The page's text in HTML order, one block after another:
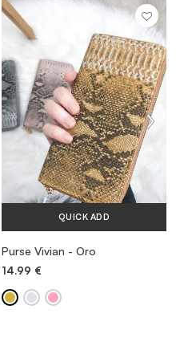
QUICK ADD
Purse Vivian - Oro
14.99 €